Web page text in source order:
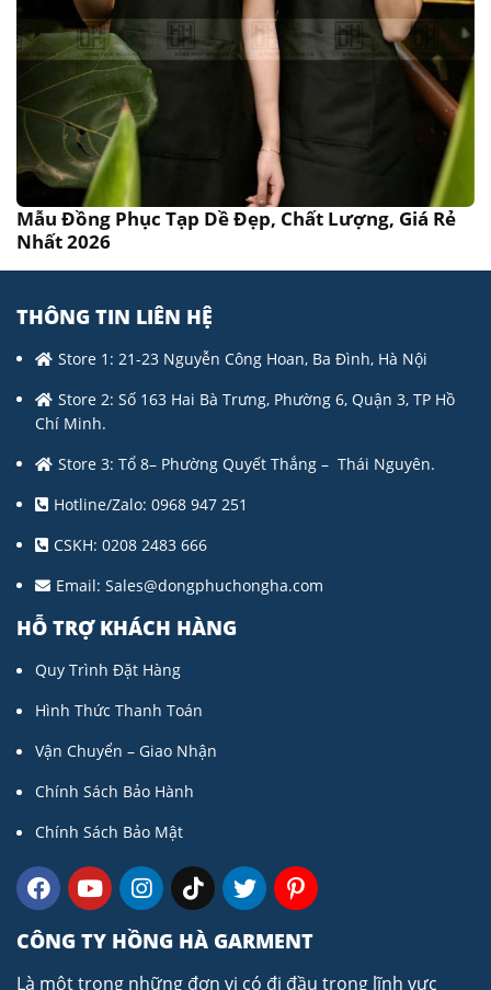
Mẫu Đồng Phục Tạp Dề Đẹp, Chất Lượng, Giá Rẻ
Nhất 2026
THÔNG TIN LIÊN HỆ
Store 1: 21-23 Nguyễn Công Hoan, Ba Đình, Hà Nội
Store 2: Số 163 Hai Bà Trưng, Phường 6, Quận 3, TP Hồ
Chí Minh.
Store 3: Tổ 8– Phường Quyết Thắng – Thái Nguyên.
Hotline/Zalo: 0968 947 251
CSKH: 0208 2483 666
Email: Sales@dongphuchongha.com
HỖ TRỢ KHÁCH HÀNG
Quy Trình Đặt Hàng
Hình Thức Thanh Toán
Vận Chuyển – Giao Nhận
Chính Sách Bảo Hành
Chính Sách Bảo Mật
CÔNG TY HỒNG HÀ GARMENT
Là một trong những đơn vị có đi đầu trong lĩnh vực